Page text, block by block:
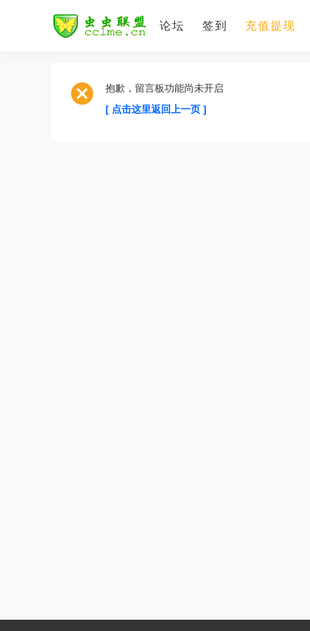
论坛 签到 充值提现
抱歉，留言板功能尚未开启
[ 点击这里返回上一页 ]